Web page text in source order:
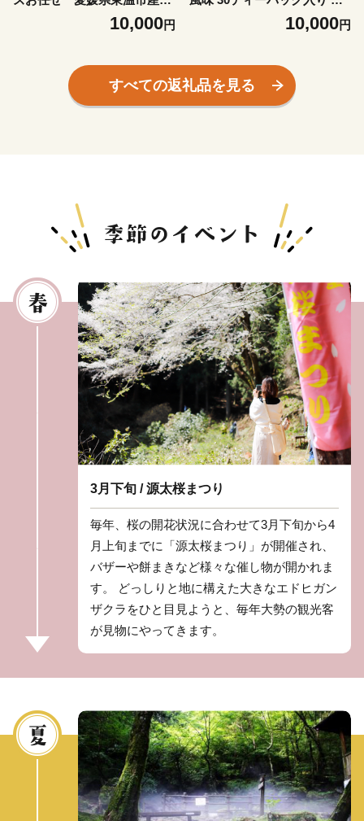
果28号 東温市産 「 紅まどん
な 」の同一品種（品種名：
行予約 愛媛みかん かんきつ
10,000円
ーブティー バタフライピー
ノンカフェイン ティーバッグ
ハーブ リラックス 美容 健康
ふるさと納税
10,000円
すべての返礼品を見る
3月下旬 / 源太桜まつり
毎年、桜の開花状況に合わせて3月下旬から4
月上旬までに「源太桜まつり」が開催され、
バザーや餅まきなど様々な催し物が開かれま
す。 どっしりと地に構えた大きなエドヒガン
ザクラをひと目見ようと、毎年大勢の観光客
が見物にやってきます。